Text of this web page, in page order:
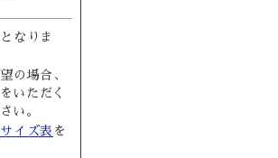
なりま
の場合、
いただく
い。
イズ表 を